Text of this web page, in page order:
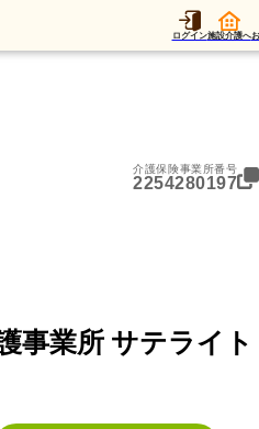
ログイン施設介護へ
アク
活 短期入所生活介護事業所 サテライト葵
介護保険事業所番号
2254280197
事業所 サテライト